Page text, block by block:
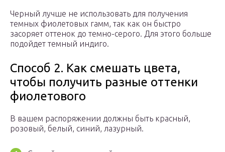
Черный лучше не использовать для получения
темных фиолетовых гамм, так как он быстро
засоряет оттенок до темно-серого. Для этого больше
подойдет темный индиго.
Способ 2. Как смешать цвета,
чтобы получить разные оттенки
фиолетового
В вашем распоряжении должны быть красный,
розовый, белый, синий, лазурный.